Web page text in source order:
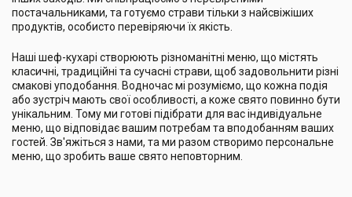
постачальниками, та готуємо страви тільки з найсвіжіших
продуктів, особисто перевіряючи їх якість.
Наші шеф-кухарі створюють різноманітні меню, що містять
класичні, традиційні та сучасні страви, щоб задовольнити різні
смакові уподобання. Водночас мі розуміємо, що кожна подія
або зустріч мають свої особливості, а коже свято повинно бути
унікальним. Тому ми готові підібрати для вас індивідуальне
меню, що відповідає вашим потребам та вподобанням ваших
гостей. Зв'яжіться з нами, та ми разом створимо персональне
меню, що зробить ваше свято неповторним.